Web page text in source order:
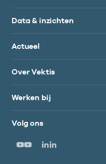
Data & inzichten
Actueel
Over Vektis
Werken bij
Volg ons